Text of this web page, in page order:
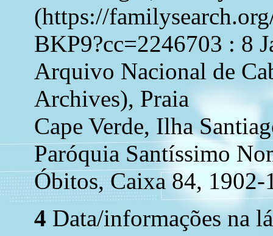
(https://
BKP9?cc=2246703 : 8
Arquivo Nacional de
Archives), Praia
Cape Verde, Ilha
Paróquia Santíssimo
Óbitos, Caixa 84, 1902-
4 Data/informações na